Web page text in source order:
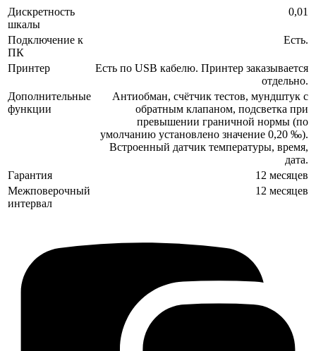
Дискретность
шкалы
0,01
Подключение к
ПК
Есть.
Принтер
Есть по USB кабелю. Принтер заказывается
отдельно.
Дополнительные
функции
Антиобман, счётчик тестов, мундштук с
обратным клапаном, подсветка при
превышении граничной нормы (по
умолчанию установлено значение 0,20 ‰).
Встроенный датчик температуры, время,
дата.
Гарантия
12 месяцев
Межповерочный
интервал
12 месяцев